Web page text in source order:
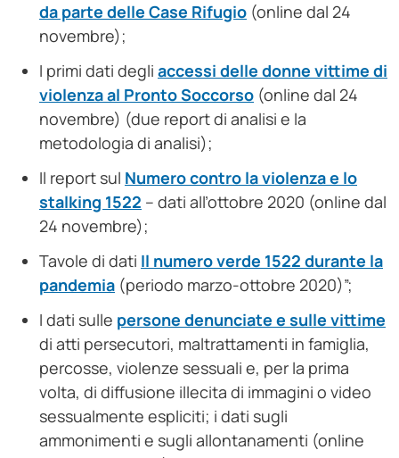
da parte delle Case Rifugio (online dal 24
novembre);
I primi dati degli accessi delle donne vittime di
violenza al Pronto Soccorso (online dal 24
novembre) (due report di analisi e la
metodologia di analisi);
Il report sul Numero contro la violenza e lo
stalking 1522 – dati all’ottobre 2020 (online dal
24 novembre);
Tavole di dati Il numero verde 1522 durante la
pandemia (periodo marzo-ottobre 2020)”;
I dati sulle persone denunciate e sulle vittime
di atti persecutori, maltrattamenti in famiglia,
percosse, violenze sessuali e, per la prima
volta, di diffusione illecita di immagini o video
sessualmente espliciti; i dati sugli
ammonimenti e sugli allontanamenti (online